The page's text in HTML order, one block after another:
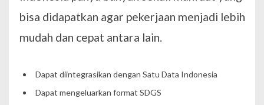
bisa didapatkan agar pekerjaan menjadi lebih
mudah dan cepat antara lain.
Dapat diintegrasikan dengan Satu Data Indonesia
Dapat mengeluarkan format SDGS